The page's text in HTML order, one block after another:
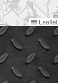
Leaflet